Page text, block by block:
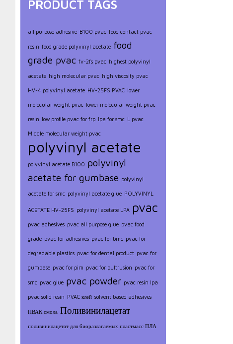
PRODUCT TAGS
all purpose adhesive B100 pvac food contact pvac
resin food grade polyvinyl acetate food
grade pvac fv-2fs pvac highest polyvinyl
acetate high molecular pvac high viscosity pvac
HV-4 polyvinyl acetate HV-25FS PVAC lower
molecular weight pvac lower molecular weight pvac
resin low profile pvac for frp lpa for smc L pvac
Middle molecular weight pvac
polyvinyl acetate
polyvinyl acetate B100 polyvinyl
acetate for gumbase polyvinyl
acetate for smc polyvinyl acetate glue POLYVINYL
ACETATE HV-25FS polyvinyl acetate LPA pvac
pvac adhesives pvac all purpose glue pvac food
grade pvac for adhesives pvac for bmc pvac for
degradable plastics pvac for dental product pvac for
gumbase pvac for pim pvac for pultrusion pvac for
smc pvac glue pvac powder pvac resin lpa
pvac solid resin PVAC клей solvent based adhesives
ПВАК смола Поливинилацетат
поливинилацетат для биоразлагаемых пластмасс ПЛА